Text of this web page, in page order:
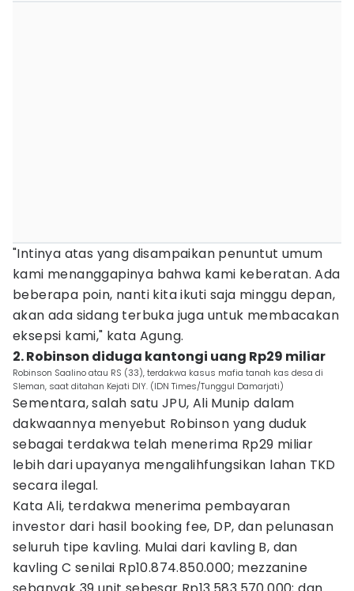
"Intinya atas yang disampaikan penuntut umum
kami menanggapinya bahwa kami keberatan. Ada
beberapa poin, nanti kita ikuti saja minggu depan,
akan ada sidang terbuka juga untuk membacakan
eksepsi kami," kata Agung.
2. Robinson diduga kantongi uang Rp29 miliar
Robinson Saalino atau RS (33), terdakwa kasus mafia tanah kas desa di
Sleman, saat ditahan Kejati DIY. (IDN Times/Tunggul Damarjati)
Sementara, salah satu JPU, Ali Munip dalam
dakwaannya menyebut Robinson yang duduk
sebagai terdakwa telah menerima Rp29 miliar
lebih dari upayanya mengalihfungsikan lahan TKD
secara ilegal.
Kata Ali, terdakwa menerima pembayaran
investor dari hasil booking fee, DP, dan pelunasan
seluruh tipe kavling. Mulai dari kavling B, dan
kavling C senilai Rp10.874.850.000; mezzanine